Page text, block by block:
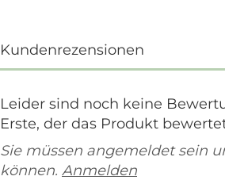
Kundenrezensionen
Leider sind noch keine
Erste, der das Produkt
Sie müssen angemeldet sein
können. Anmelden